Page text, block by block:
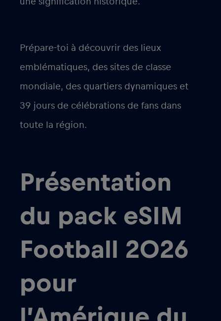
Prépare-toi à découvrir des lieux
emblématiques, des sites de classe
mondiale, des quartiers dynamiques et
39 jours de célébrations de fans dans
toute la région.
Présentation
du pack eSIM
Football 2026
pour